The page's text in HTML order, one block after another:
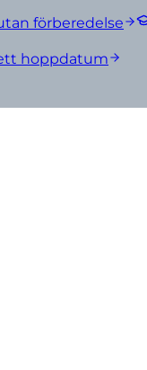
förberedelse
hoppdatum